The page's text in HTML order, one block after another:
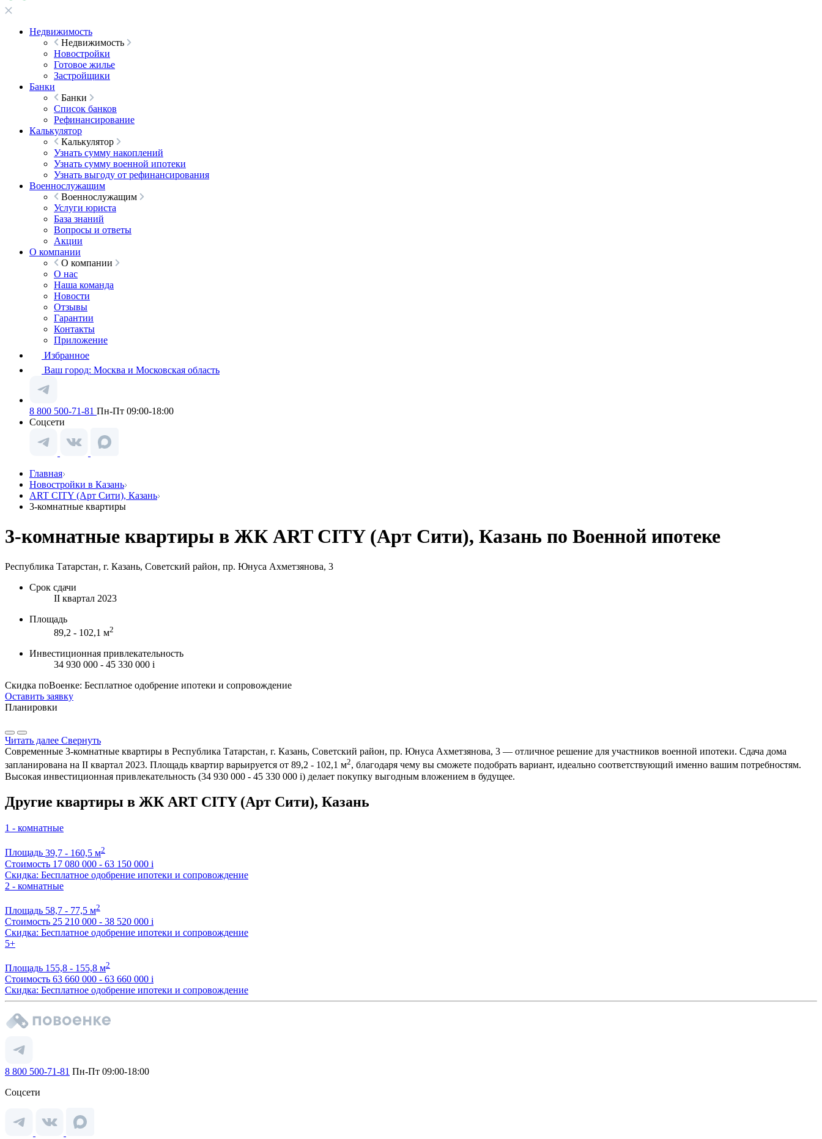
Недвижимость
Недвижимость
Новостройки
Готовое жилье
Застройщики
Банки
Банки
Список банков
Рефинансирование
Калькулятор
Калькулятор
Узнать сумму накоплений
Узнать сумму военной ипотеки
Узнать выгоду от рефинансирования
Военнослужащим
Военнослужащим
Услуги юриста
База знаний
Вопросы и ответы
Акции
О компании
О компании
О нас
Наша команда
Новости
Отзывы
Гарантии
Контакты
Приложение
Избранное
Ваш город: Москва и Московская область
8 800 500-71-81 Пн-Пт 09:00-18:00
Соцсети
Главная
Новостройки в Казань
ART CITY (Арт Сити), Казань
3-комнатные квартиры
3-комнатные квартиры в ЖК ART CITY (Арт Сити), Казань по Военной ипотеке
Республика Татарстан, г. Казань, Советский район, пр. Юнуса Ахметзянова, 3
Срок сдачи
II квартал 2023
Площадь
89,2 - 102,1 м2
Инвестиционная привлекательность
34 930 000 - 45 330 000 i
Скидка поВоенке: Бесплатное одобрение ипотеки и сопровождение
Оставить заявку
Планировки
Читать далее Свернуть
Современные 3-комнатные квартиры в Республика Татарстан, г. Казань, Советский район, пр. Юнуса Ахметзянова, 3 — отличное решение для участников военной ипотеки. Сдача дома
запланирована на II квартал 2023. Площадь квартир варьируется от 89,2 - 102,1 м2, благодаря чему вы сможете подобрать вариант, идеально соответствующий именно вашим потребностям.
Высокая инвестиционная привлекательность (34 930 000 - 45 330 000 i) делает покупку выгодным вложением в будущее.
Другие квартиры в ЖК ART CITY (Арт Сити), Казань
1 - комнатные
Площадь 39,7 - 160,5 м2
Стоимость 17 080 000 - 63 150 000 i
Скидка: Бесплатное одобрение ипотеки и сопровождение
2 - комнатные
Площадь 58,7 - 77,5 м2
Стоимость 25 210 000 - 38 520 000 i
Скидка: Бесплатное одобрение ипотеки и сопровождение
5+
Площадь 155,8 - 155,8 м2
Стоимость 63 660 000 - 63 660 000 i
Скидка: Бесплатное одобрение ипотеки и сопровождение
8 800 500-71-81 Пн-Пт 09:00-18:00
Соцсети